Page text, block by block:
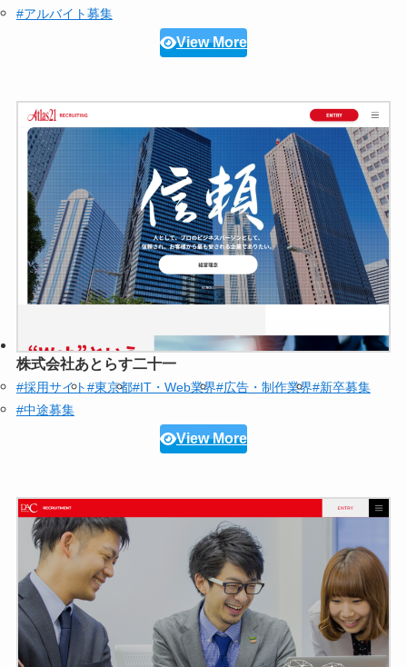
#アルバイト募集
View More
株式会社あとらす二十一
#採用サイト#東京都#IT・Web業界#広告・制作業界#新卒募集
#中途募集
View More